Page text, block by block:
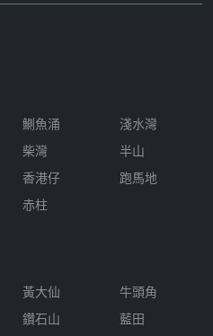
鰂魚涌
柴灣
香港仔
赤柱
淺水灣
半山
跑馬地
黃大仙
鑽石山
牛頭角
藍田